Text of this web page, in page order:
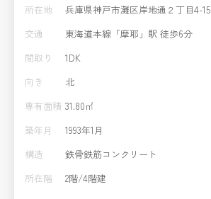
所在地
兵庫県神戸市灘区岸地通２丁目4-15
交通
東海道本線「摩耶」駅 徒歩6分
間取り
1DK
向き
北
専有面積 31.80㎡
築年月
1993年1月
構造
鉄骨鉄筋コンクリート
所在階
2階/4階建